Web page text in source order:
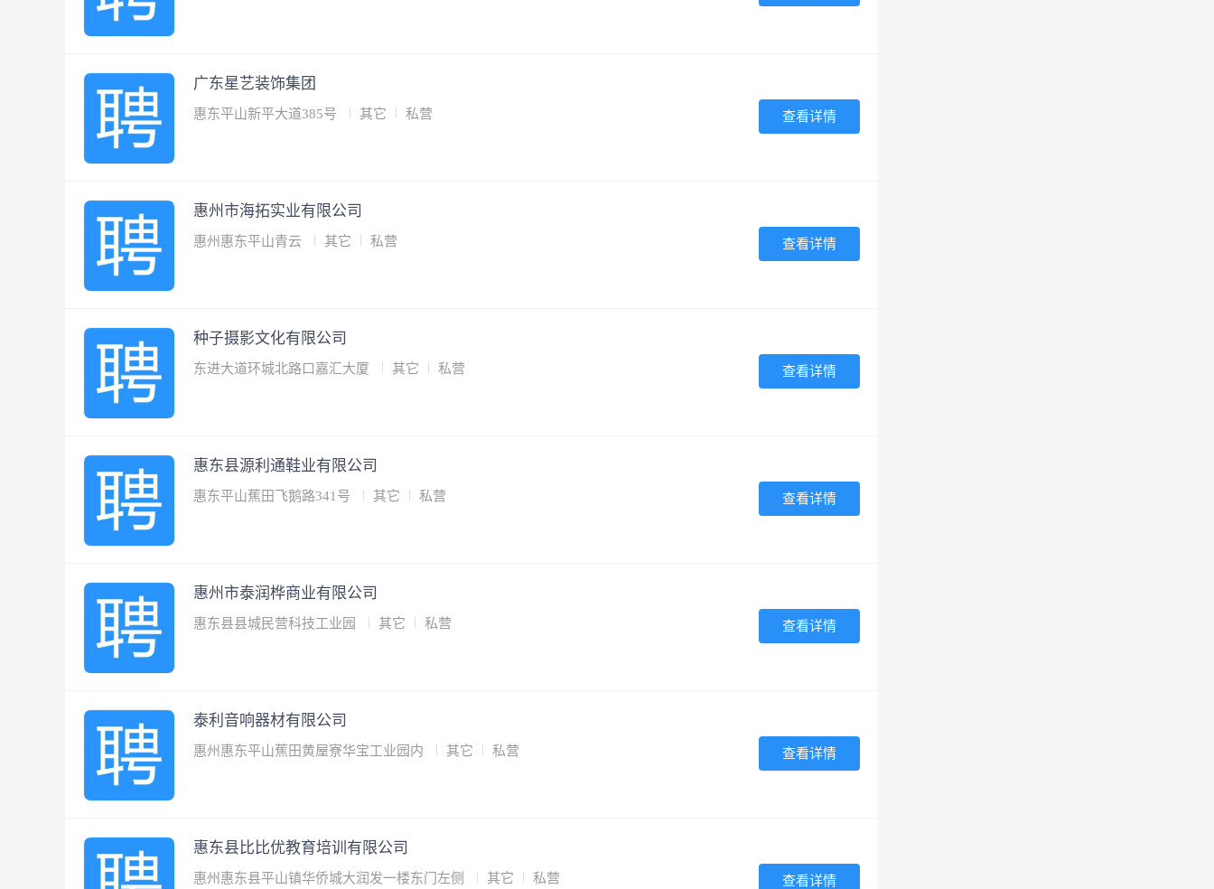
广东星艺装饰集团
惠东平山新平大道385号 其它 私营 查看详情
惠州市海拓实业有限公司
惠州惠东平山青云 其它 私营 查看详情
种子摄影文化有限公司
东进大道环城北路口嘉汇大厦 其它 私营 查看详情
惠东县源利通鞋业有限公司
惠东平山蕉田飞鹅路341号 其它 私营 查看详情
惠州市泰润桦商业有限公司
惠东县县城民营科技工业园 其它 私营 查看详情
泰利音响器材有限公司
惠州惠东平山蕉田黄屋寮华宝工业园内 其它 私营 查看详情
惠东县比比优教育培训有限公司
惠州惠东县平山镇华侨城大润发一楼东门左侧 其它 私营 查看详情